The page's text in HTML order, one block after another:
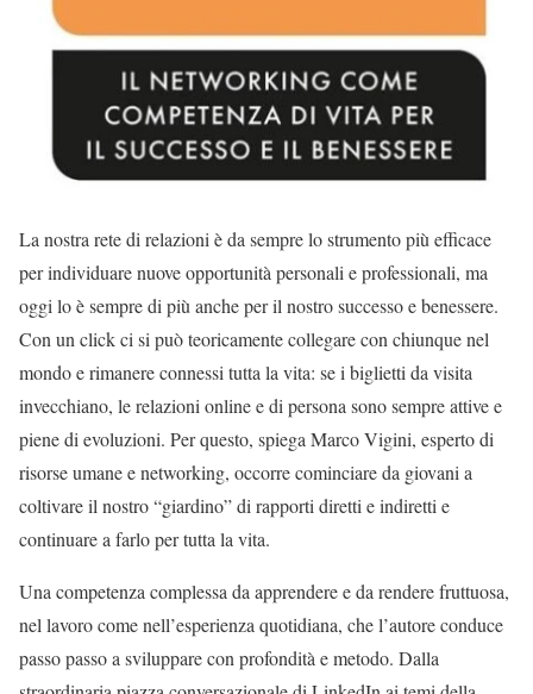
La nostra rete di relazioni è da sempre lo strumento più efficace
per individuare nuove opportunità personali e professionali, ma
oggi lo è sempre di più anche per il nostro successo e benessere.
Con un click ci si può teoricamente collegare con chiunque nel
mondo e rimanere connessi tutta la vita: se i biglietti da visita
invecchiano, le relazioni online e di persona sono sempre attive e
piene di evoluzioni. Per questo, spiega Marco Vigini, esperto di
risorse umane e networking, occorre cominciare da giovani a
coltivare il nostro “giardino” di rapporti diretti e indiretti e
continuare a farlo per tutta la vita.
Una competenza complessa da apprendere e da rendere fruttuosa,
nel lavoro come nell’esperienza quotidiana, che l’autore conduce
passo passo a sviluppare con profondità e metodo. Dalla